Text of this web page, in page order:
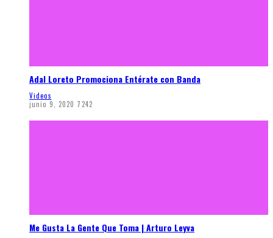
Adal Loreto Promociona Entérate con Banda
Videos
junio 9, 2020 7242
Me Gusta La Gente Que Toma | Arturo Leyva